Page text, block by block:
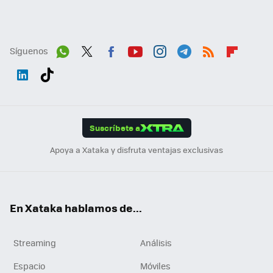
Síguenos
Suscríbete a
Apoya a Xataka y disfruta ventajas exclusivas
En Xataka hablamos de...
Streaming
Análisis
Espacio
Móviles